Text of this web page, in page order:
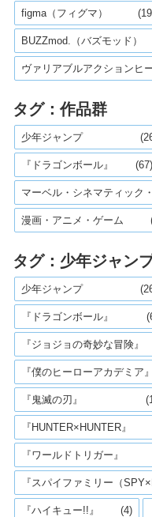
figma（フィグマ）
BUZZmod.（バズモッド）
ヴァリアブルアクションヒ
タグ：作品群
少年ジャンプ
『ドラゴンボール』 (67)
マーベル・シネマティック
漫画・アニメ・ゲーム
タグ：少年ジャン
少年ジャンプ
『ドラゴンボール』
『ジョジョの奇妙な冒険』
『僕のヒーローアカデミア』
『鬼滅の刃』
『HUNTER×HUNTER』
『ワールドトリガー』
『スパイファミリー（
『ハイキュー!!』 (4)